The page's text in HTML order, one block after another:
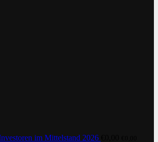
im Mittelstand 2026